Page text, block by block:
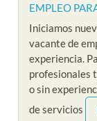
EMPLEO
Iniciamos
vacante de
experiencia.
profesionales
o sin
de servicios